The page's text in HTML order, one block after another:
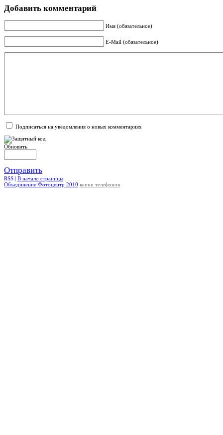
Добавить комментарий
Имя (обязательное)
E-Mail (обязательное)
Подписаться на уведомления о новых комментариях
Обновить
Отправить
RSS | В начало страницы
Объединение Фотоцентр 2010 копии телефонов